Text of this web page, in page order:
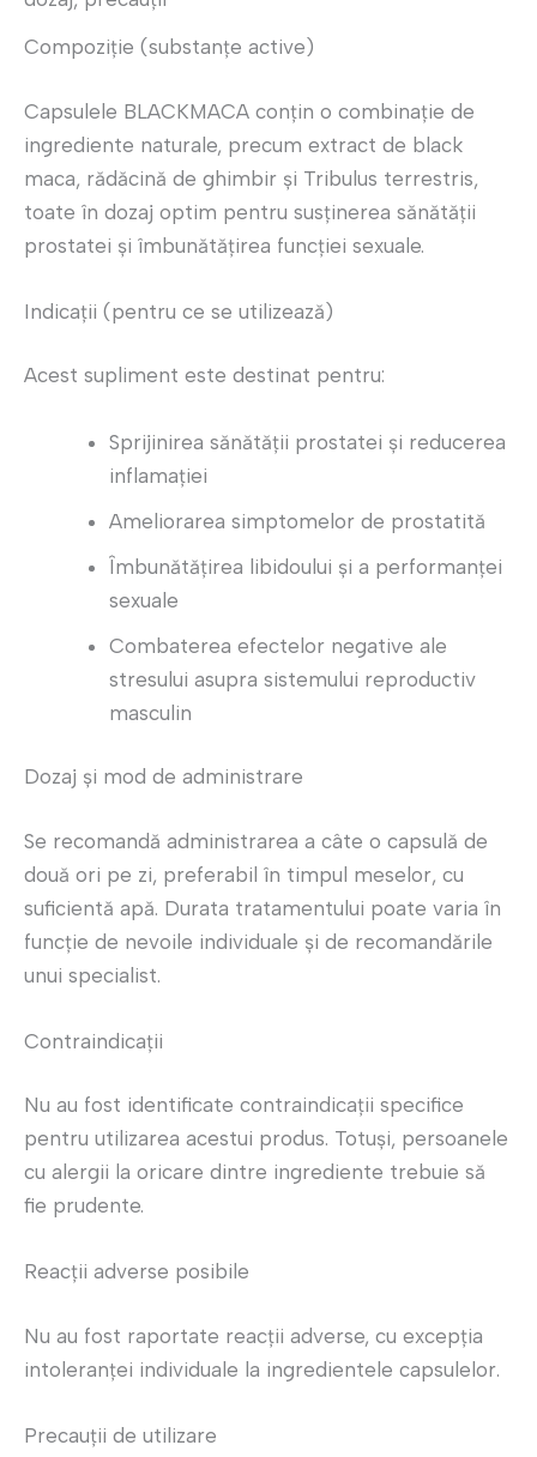
Compoziție (substanțe active)
Capsulele BLACKMACA conțin o combinație de
ingrediente naturale, precum extract de black
maca, rădăcină de ghimbir și Tribulus terrestris,
toate în dozaj optim pentru susținerea sănătății
prostatei și îmbunătățirea funcției sexuale.
Indicații (pentru ce se utilizează)
Acest supliment este destinat pentru:
Sprijinirea sănătății prostatei și reducerea
inflamației
Ameliorarea simptomelor de prostatită
Îmbunătățirea libidoului și a performanței
sexuale
Combaterea efectelor negative ale
stresului asupra sistemului reproductiv
masculin
Dozaj și mod de administrare
Se recomandă administrarea a câte o capsulă de
două ori pe zi, preferabil în timpul meselor, cu
suficientă apă. Durata tratamentului poate varia în
funcție de nevoile individuale și de recomandările
unui specialist.
Contraindicații
Nu au fost identificate contraindicații specifice
pentru utilizarea acestui produs. Totuși, persoanele
cu alergii la oricare dintre ingrediente trebuie să
fie prudente.
Reacții adverse posibile
Nu au fost raportate reacții adverse, cu excepția
intoleranței individuale la ingredientele capsulelor.
Precauții de utilizare